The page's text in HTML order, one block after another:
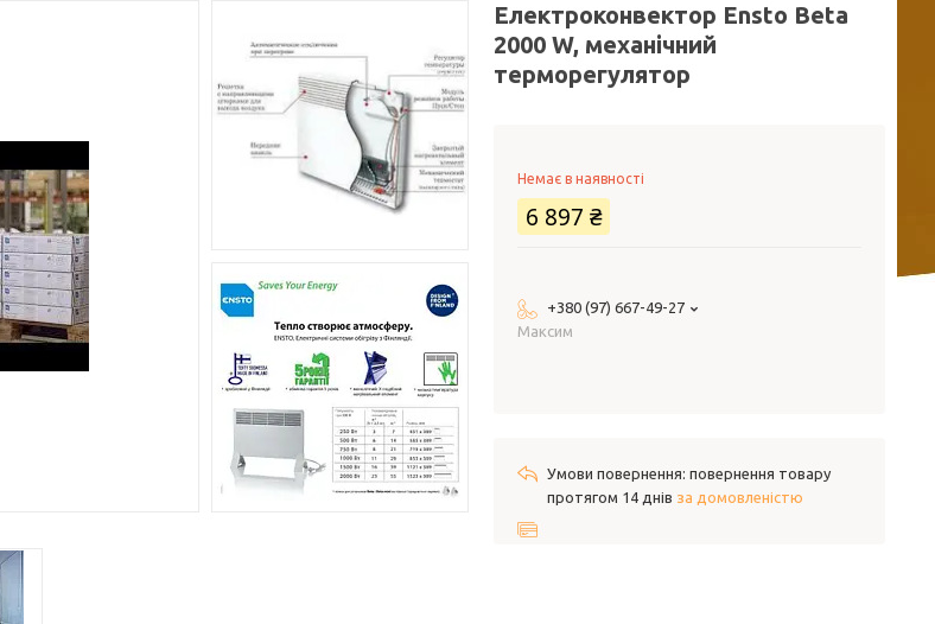
Електроконвектор Ensto Beta
2000 W, механічний
терморегулятор
Немає в наявності
6 897 ₴
+380 (97) 667-49-27
Максим
повернення товару
протягом 14 днів за домовленістю